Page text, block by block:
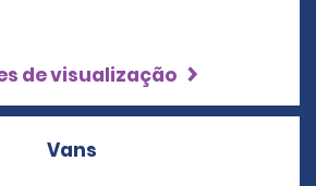
de visualização
Vans